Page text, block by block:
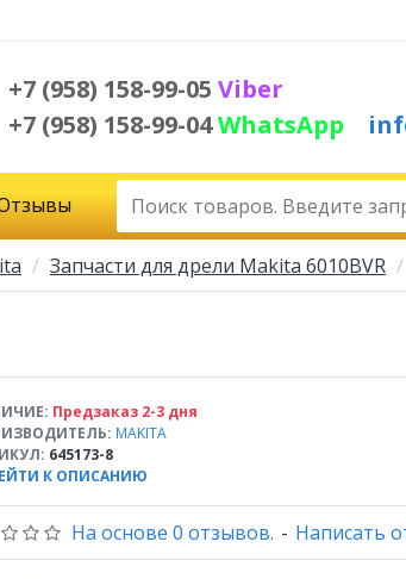
+7 (958) 158-99-05 Viber
+7 (958) 158-99-04WhatsApp
Запчасти для дрели Makita 6010BVR
Предзаказ 2-3 дня
MAKITA
645173-8
К ОПИСАНИЮ
На основе 0 отзывов. - Написать